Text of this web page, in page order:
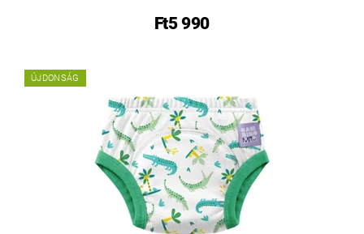
Ft5 990
ÚJDONSÁG